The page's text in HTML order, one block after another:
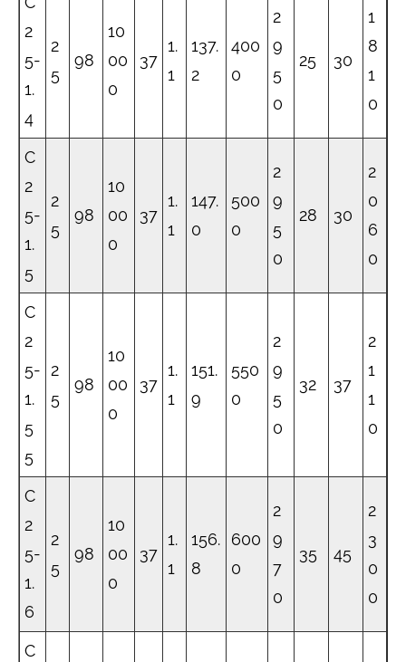
2
5-
1.
4
2
5
98
10
00
0
37
1.
1
137.
2
400
0
2
9
5
0
25 30
1
8
1
0
C
2
5-
1.
5
2
5
98
10
00
0
37
1.
1
147.
0
500
0
2
9
5
0
28 30
2
0
6
0
C
2
5-
1.
5
5
2
5
98
10
00
0
37
1.
1
151.
9
550
0
2
9
5
0
32 37
2
1
1
0
C
2
5-
1.
6
2
5
98
10
00
0
37
1.
1
156.
8
600
0
2
9
7
0
35 45
2
3
0
0
C